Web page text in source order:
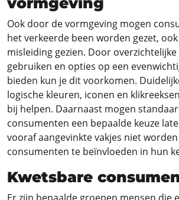
Ook door de vormgeving mogen
het verkeerde been worden gezet,
misleiding gezien. Door overzichtelijke
gebruiken en opties op een
bieden kun je dit voorkomen.
logische kleuren, iconen en
bij helpen. Daarnaast mogen
consumenten een bepaalde keuze
vooraf aangevinkte vakjes niet
consumenten te beïnvloeden in hun
Kwetsbare